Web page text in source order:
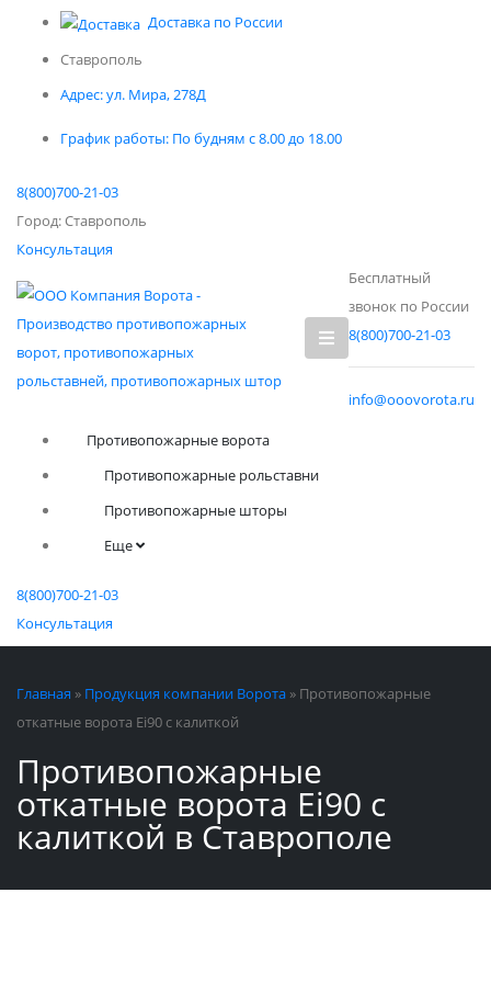
Доставка по России
Ставрополь
Адрес:ул. Мира, 278Д
График работы: По будням с 8.00 до 18.00
8(800)700-21-03
Город:Ставрополь
Консультация
Бесплатный
звонок по России
8(800)700-21-03
info@ooovorota.ru
Противопожарные ворота
Противопожарные рольставни
Противопожарные шторы
Еще
8(800)700-21-03
Консультация
Главная » Продукция компании Ворота » Противопожарные
откатные ворота Ei90 с калиткой
Противопожарные
откатные ворота Ei90 с
калиткой в Ставрополе